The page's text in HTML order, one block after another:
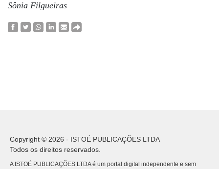
Sônia Filgueiras
Copyright © 2026 - ISTOÉ PUBLICAÇÕES LTDA
Todos os direitos reservados.
A ISTOÉ PUBLICAÇÕES LTDA é um portal digital independente e sem